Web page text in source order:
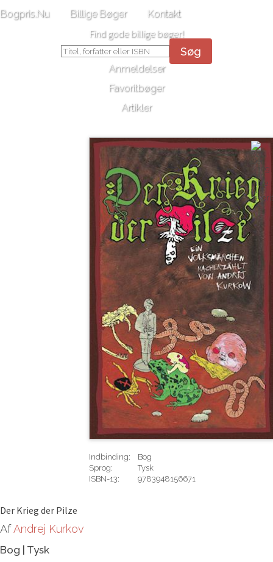
Bogpris.Nu Billige Bøger Kontakt
Find gode billige bøger!
Søg
Anmeldelser
Favoritbøger
Artikler
Indbinding:
Bog
Sprog:
Tysk
ISBN-13:
9783948156671
Der Krieg der Pilze
AfAndrej Kurkov
Bog Tysk